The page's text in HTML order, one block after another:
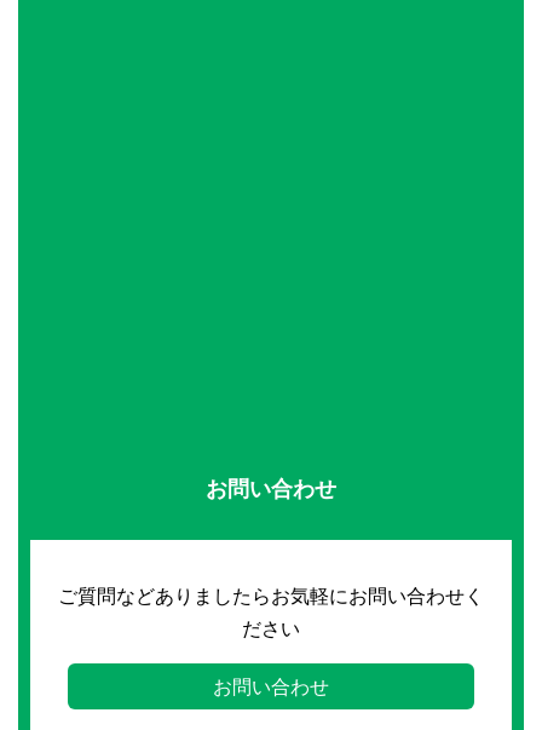
お問い合わせ
ご質問などありましたらお気軽にお問い合わせく
ださい
お問い合わせ